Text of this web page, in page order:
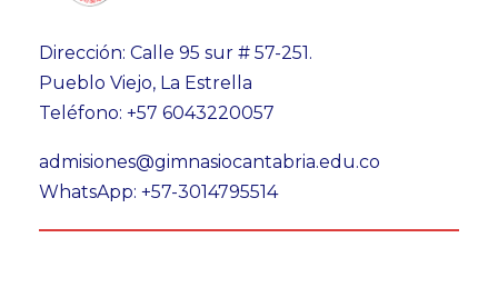
Dirección: Calle 95 sur # 57-251.
Pueblo Viejo, La Estrella
Teléfono: +57 6043220057
admisiones@gimnasiocantabria.edu.co
WhatsApp: +57-3014795514